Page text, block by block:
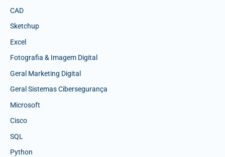
CAD
Sketchup
Excel
Fotografia & Imagem Digital
Geral Marketing Digital
Geral Sistemas Cibersegurança
Microsoft
Cisco
SQL
Python